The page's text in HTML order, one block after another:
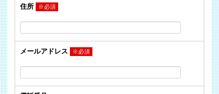
住所 ※必須
メールアドレス ※必須